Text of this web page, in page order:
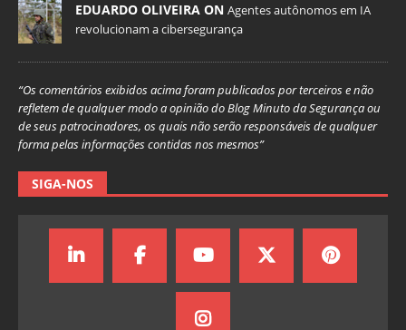
EDUARDO OLIVEIRA ON Agentes autônomos em IA
revolucionam a cibersegurança
“Os comentários exibidos acima foram publicados por terceiros e não
refletem de qualquer modo a opinião do Blog Minuto da Segurança ou
de seus patrocinadores, os quais não serão responsáveis de qualquer
forma pelas informações contidas nos mesmos”
SIGA-NOS